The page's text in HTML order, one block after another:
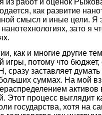
как развитие
смысл и иные цели. Я
зато я
как и многие другие
игры, потому что
сразу заставляет
суммах. На мой
Этот процесс выглядит
государства, хотя на